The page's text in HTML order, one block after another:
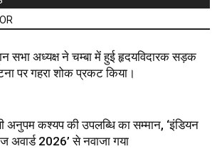
सभा अध्यक्ष ने चम्बा में हुई हृदयविदारक सड़क
पर गहरा शोक प्रकट किया।
अनुपम कश्यप की उपलब्धि का सम्मान, ‘इंडियन
अवार्ड 2026’ से नवाजा गया